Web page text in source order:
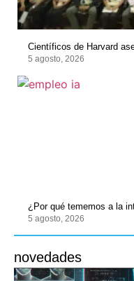
Científicos de Harvard
5 agosto, 2026
¿Por qué tememos a la
5 agosto, 2026
novedades